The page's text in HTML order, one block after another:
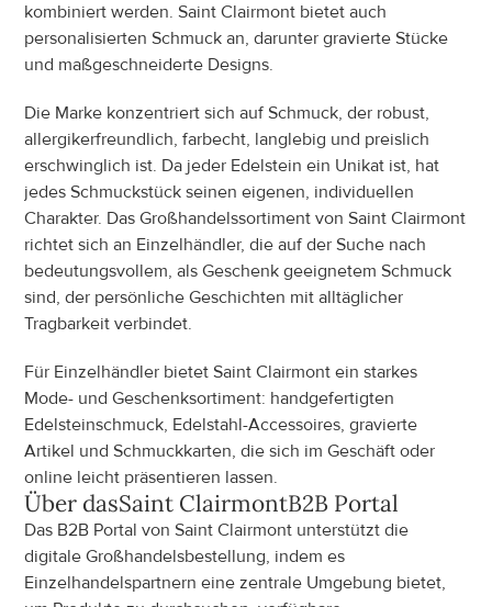
kombiniert werden. Saint Clairmont bietet auch
personalisierten Schmuck an, darunter gravierte Stücke
und maßgeschneiderte Designs.
Die Marke konzentriert sich auf Schmuck, der robust,
allergikerfreundlich, farbecht, langlebig und preislich
erschwinglich ist. Da jeder Edelstein ein Unikat ist, hat
jedes Schmuckstück seinen eigenen, individuellen
Charakter. Das Großhandelssortiment von Saint Clairmont
richtet sich an Einzelhändler, die auf der Suche nach
bedeutungsvollem, als Geschenk geeignetem Schmuck
sind, der persönliche Geschichten mit alltäglicher
Tragbarkeit verbindet.
Für Einzelhändler bietet Saint Clairmont ein starkes
Mode- und Geschenksortiment: handgefertigten
Edelsteinschmuck, Edelstahl-Accessoires, gravierte
Artikel und Schmuckkarten, die sich im Geschäft oder
online leicht präsentieren lassen.
Über dasSaint ClairmontB2B Portal
Das B2B Portal von Saint Clairmont unterstützt die
digitale Großhandelsbestellung, indem es
Einzelhandelspartnern eine zentrale Umgebung bietet,